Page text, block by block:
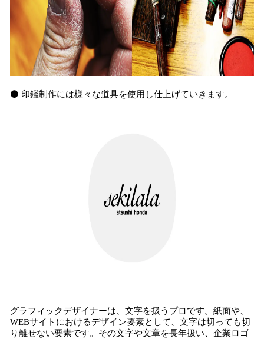
⚫️ 印鑑制作には様々な道具を使用し仕上げていきます。
グラフィックデザイナーは、文字を扱うプロです。紙面や、
WEBサイトにおけるデザイン要素として、文字は切っても切
り離せない要素です。その文字や文章を長年扱い、企業ロゴ